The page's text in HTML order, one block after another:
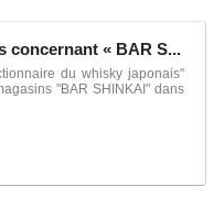
concernant « BAR S...
du whisky japonais"
"BAR SHINKAI" dans